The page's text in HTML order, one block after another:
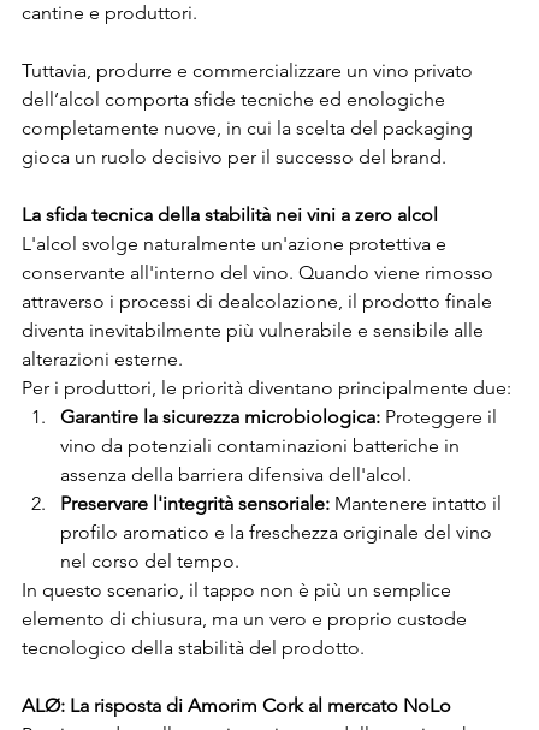
cantine e produttori.
Tuttavia, produrre e commercializzare un vino privato
dell’alcol comporta sfide tecniche ed enologiche
completamente nuove, in cui la scelta del packaging
gioca un ruolo decisivo per il successo del brand.
La sfida tecnica della stabilità nei vini a zero alcol
L'alcol svolge naturalmente un'azione protettiva e
conservante all'interno del vino. Quando viene rimosso
attraverso i processi di dealcolazione, il prodotto finale
diventa inevitabilmente più vulnerabile e sensibile alle
alterazioni esterne.
Per i produttori, le priorità diventano principalmente due:
Garantire la sicurezza microbiologica: Proteggere il
vino da potenziali contaminazioni batteriche in
assenza della barriera difensiva dell'alcol.
Preservare l'integrità sensoriale: Mantenere intatto il
profilo aromatico e la freschezza originale del vino
nel corso del tempo.
In questo scenario, il tappo non è più un semplice
elemento di chiusura, ma un vero e proprio custode
tecnologico della stabilità del prodotto.
ALØ: La risposta di Amorim Cork al mercato NoLo